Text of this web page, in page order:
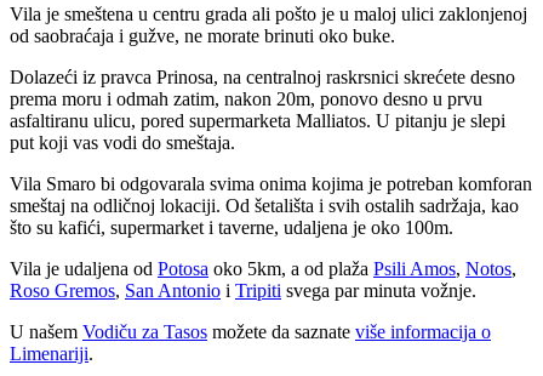
Vila je smeštena u centru grada ali pošto je u maloj ulici zaklonjenoj
od saobraćaja i gužve, ne morate brinuti oko buke.
Dolazeći iz pravca Prinosa, na centralnoj raskrsnici skrećete desno
prema moru i odmah zatim, nakon 20m, ponovo desno u prvu
asfaltiranu ulicu, pored supermarketa Malliatos. U pitanju je slepi
put koji vas vodi do smeštaja.
Vila Smaro bi odgovarala svima onima kojima je potreban komforan
smeštaj na odličnoj lokaciji. Od šetališta i svih ostalih sadržaja, kao
što su kafići, supermarket i taverne, udaljena je oko 100m.
Vila je udaljena od Potosa oko 5km, a od plaža Psili Amos, Notos,
Roso Gremos, San Antonio i Tripiti svega par minuta vožnje.
U našem Vodiču za Tasos možete da saznate više informacija o
Limenariji.